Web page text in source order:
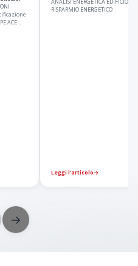
ACE…
RISPARMIO ENERGETICO
Leggi l’articolo→
→